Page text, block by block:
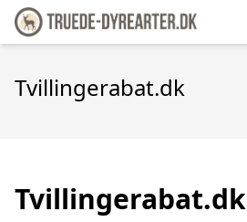
Tvillingerabat.dk
Tvillingerabat.dk